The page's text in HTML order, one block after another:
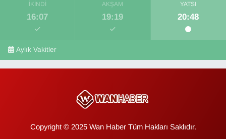
İKINDI
16:07
AKŞAM
19:19
YATSI
20:48
Aylık Vakitler
Copyright © 2025 Wan Haber Tüm Hakları Saklıdır.